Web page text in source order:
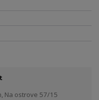
Na ostrove 57/15